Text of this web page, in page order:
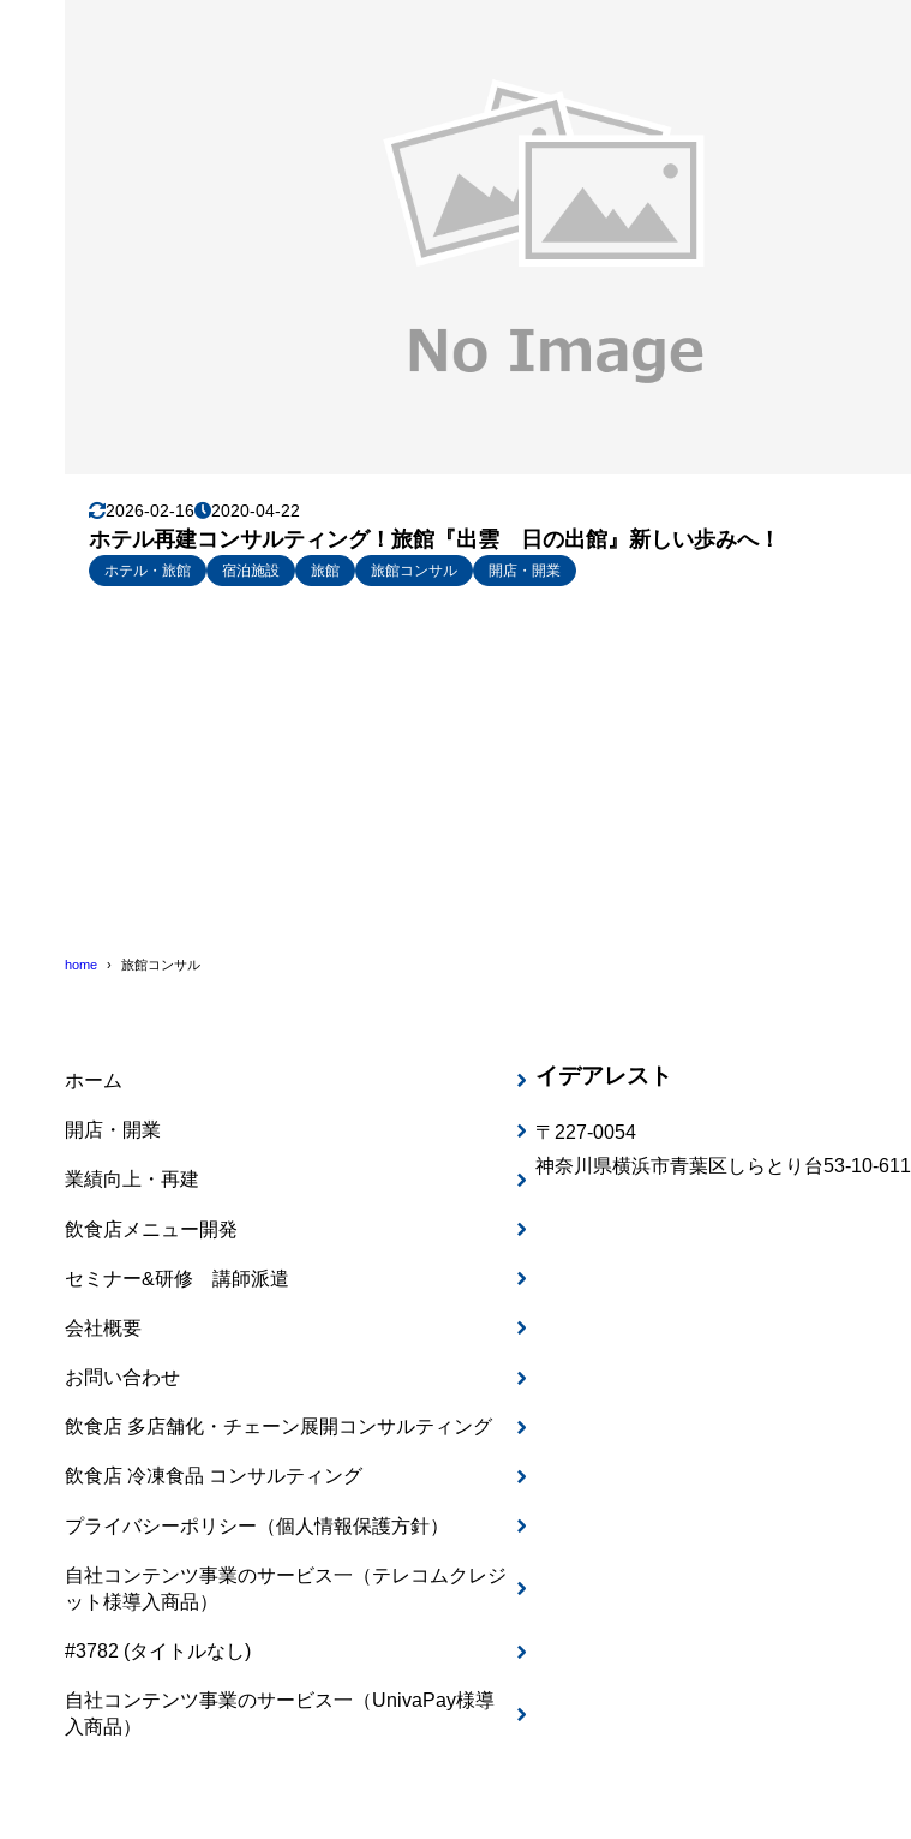
2026-02-16 2020-04-22
ホテル再建コンサルティング！旅館『出雲 日の出館』新しい歩みへ！
ホテル・旅館 宿泊施設 旅館 旅館コンサル
開店・開業
home 旅館コンサル
ホーム
開店・開業
業績向上・再建
飲食店メニュー開発
セミナー&研修 講師派遣
会社概要
お問い合わせ
飲食店 多店舗化・チェーン展開コンサルティング
飲食店 冷凍食品 コンサルティング
プライバシーポリシー（個人情報保護方針）
自社コンテンツ事業のサービス一（テレコムクレジ
ット様導入商品）
#3782 (タイトルなし)
自社コンテンツ事業のサービス一（UnivaPay様導
入商品）
イデアレスト
〒227-0054
神奈川県横浜市青葉区しらとり台53-10-611